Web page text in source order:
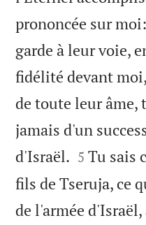
prononcée sur
garde à leur voie,
fidélité devant
de toute leur âme,
jamais d'un
d'Israël. 

5 Tu sais
fils de Tseruja, ce
de l'armée